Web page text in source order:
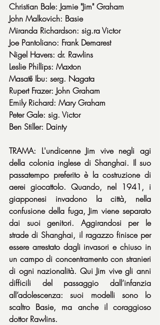
Christian Bale: Jamie "Jim" Graham
John Malkovich: Basie
Miranda Richardson: sig.ra Victor
Joe Pantoliano: Frank Demarest
Nigel Havers: dr. Rawlins
Leslie Phillips: Maxton
Masatō Ibu: serg. Nagata
Rupert Frazer: John Graham
Emily Richard: Mary Graham
Peter Gale: sig. Victor
Ben Stiller: Dainty
TRAMA: L'undicenne Jim vive negli agi
della colonia inglese di Shanghai. Il suo
passatempo preferito è la costruzione di
aerei giocattolo. Quando, nel 1941, i
giapponesi invadono la città, nella
confusione della fuga, Jim viene separato
dai suoi genitori. Aggirandosi per le
strade di Shanghai, il ragazzo finisce per
essere arrestato dagli invasori e chiuso in
un campo di concentramento con stranieri
di ogni nazionalità. Qui Jim vive gli anni
difficili del passaggio dall’infanzia
all’adolescenza: suoi modelli sono lo
scaltro Basie, ma anche il coraggioso
dottor Rawlins.